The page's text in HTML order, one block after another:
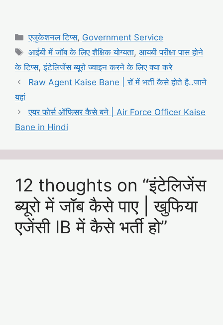
Categories
एजुकेशनल टिप्स, Government Service
Tags
आईबी में जॉब के लिए शैक्षिक योग्यता,आयबी परीक्षा पास होने
के टिप्स,इंटेलिजेंस ब्यूरो ज्वाइन करने के लिए क्या करे
Raw Agent Kaise Bane | रॉ में भर्ती कैसे होते है..जाने
यहां
एयर फोर्स ऑफिसर कैसे बने | Air Force Officer Kaise
Bane in Hindi
12 thoughts on “इंटेलिजेंस
ब्यूरो में जॉब कैसे पाए | खुफिया
एजेंसी IB में कैसे भर्ती हो”